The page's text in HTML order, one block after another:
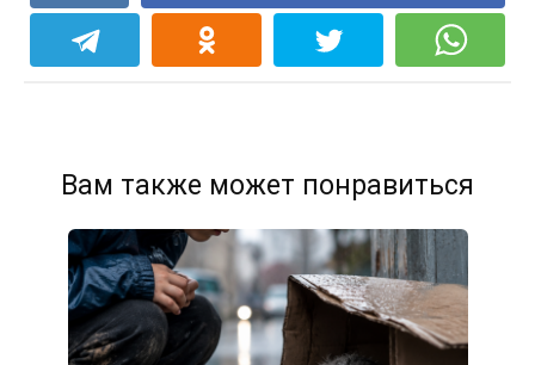
Вам также может понравиться